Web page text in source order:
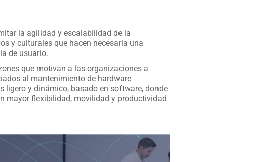
la agilidad y escalabilidad de la
y culturales que hacen necesaria una
de usuario.
que motivan a las organizaciones a
al mantenimiento de hardware
y dinámico, basado en software, donde
mayor flexibilidad, movilidad y productividad